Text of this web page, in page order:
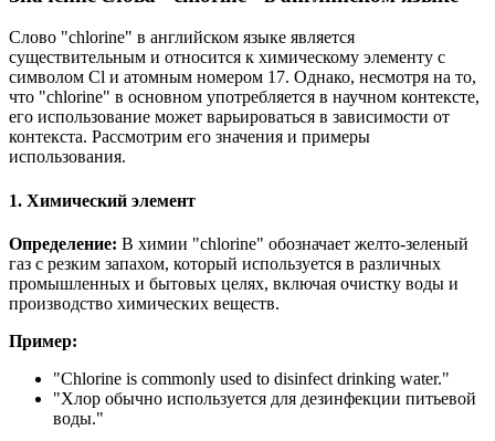
Слово "chlorine" в английском языке является
существительным и относится к химическому элементу с
символом Cl и атомным номером 17. Однако, несмотря на то,
что "chlorine" в основном употребляется в научном контексте,
его использование может варьироваться в зависимости от
контекста. Рассмотрим его значения и примеры
использования.
1. Химический элемент
Определение: В химии "chlorine" обозначает желто-зеленый
газ с резким запахом, который используется в различных
промышленных и бытовых целях, включая очистку воды и
производство химических веществ.
Пример:
"Chlorine is commonly used to disinfect drinking water."
"Хлор обычно используется для дезинфекции питьевой
воды."